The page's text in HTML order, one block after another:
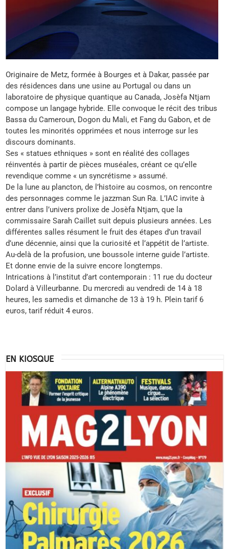
Originaire de Metz, formée à Bourges et à Dakar, passée par
des résidences dans une usine au Portugal ou dans un
laboratoire de physique quantique au Canada, Josèfa Ntjam
compose un langage hybride. Elle convoque le récit des tribus
Bassa du Cameroun, Dogon du Mali, et Fang du Gabon, et de
toutes les minorités opprimées et nous interroge sur les
discours dominants.
Ses « statues ethniques » sont en réalité des collages
réinventés à partir de pièces muséales, créant ce qu’elle
revendique comme « un syncrétisme » assumé.
De la lune au plancton, de l’histoire au cosmos, on rencontre
des personnages comme le jazzman Sun Ra. L’IAC invite à
entrer dans l’univers prolixe de Josèfa Ntjam, que la
commissaire Sarah Caillet suit depuis plusieurs années. Les
différentes salles résument le fruit des étapes d’un travail
d’une décennie, ainsi que la curiosité et l’appétit de l’artiste.
Au-delà de la profusion, une boussole interne guide l’artiste.
Et donne envie de la suivre encore longtemps.
Intrications à l’institut d’art contemporain : 11 rue du docteur
Dolard à Villeurbanne. Du mercredi au vendredi de 14 à 18
heures, les samedis et dimanche de 13 à 19 h. Plein tarif 6
euros, tarif réduit 4 euros.
EN KIOSQUE